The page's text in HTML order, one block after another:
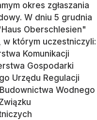
okres zgłaszania
W dniu 5 grudnia
Oberschlesien"
w którym uczestniczyli:
Komunikacji
Gospodarki
Urzędu Regulacji
Wodnego